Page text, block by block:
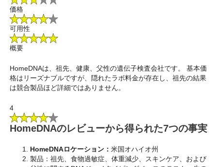
価格
可用性
概要
HomeDNAは、祖先、健康、父性の遺伝子検査会社です。 基本価
格はリーズナブルですが、隠れたラボ料金が存在し、祖先の結果
は競合製品ほど詳細ではありません。
4
HomeDNAのレビューから得られた7つの事実
HomeDNAロケーション： 米国オハイオ州
製品：祖先、食物過敏症、体重減少、スキンケア、および